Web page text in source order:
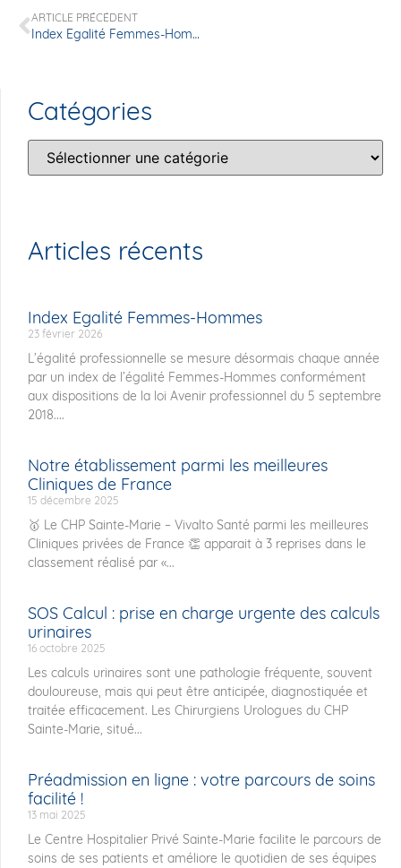
ARTICLE PRÉCÉDENT
Index Egalité Femmes-Hommes
Catégories
Articles récents
Index Egalité Femmes-Hommes
23 février 2026
L’égalité professionnelle se mesure désormais chaque année
par un index de l’égalité Femmes-Hommes conformément
aux dispositions de la loi Avenir professionnel du 5 septembre
2018....
Notre établissement parmi les meilleures
Cliniques de France
15 décembre 2025
🥇 Le CHP Sainte-Marie – Vivalto Santé parmi les meilleures
Cliniques privées de France 👏 apparait à 3 reprises dans le
classement réalisé par «...
SOS Calcul : prise en charge urgente des calculs
urinaires
16 octobre 2025
Les calculs urinaires sont une pathologie fréquente, souvent
douloureuse, mais qui peut être anticipée, diagnostiquée et
traitée efficacement. Les Chirurgiens Urologues du CHP
Sainte-Marie, situé...
Préadmission en ligne : votre parcours de soins
facilité !
13 mai 2025
Le Centre Hospitalier Privé Sainte-Marie facilite le parcours de
soins de ses patients et améliore le quotidien de ses équipes